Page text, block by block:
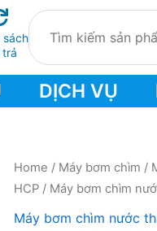
sách
DỊCH VỤ
Home / Máy bơm chìm /
HCP / Máy bơm chìm
Máy bơm chìm nước